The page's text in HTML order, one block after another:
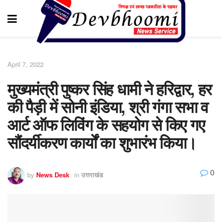
April 7, 2022
मुख्यमंत्री पुष्कर सिंह धामी ने हरिद्वार, हर
की पैड़ी में सोनी इंडिया, श्री गंगा सभा व
आर्ट ऑफ लिविंग के सहयोग से किए गए
सौंदर्यीकरण कार्यों का शुभारंभ किया।
by News Desk in उत्तराखंड 0